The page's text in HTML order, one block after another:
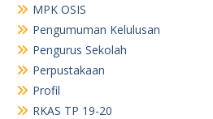
MPK OSIS
Pengumuman Kelulusan
Pengurus Sekolah
Perpustakaan
Profil
RKAS TP 19-20